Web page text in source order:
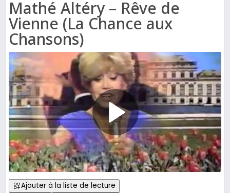
Mathé Altéry – Rêve de
Vienne (La Chance aux
Chansons)
Ajouter à la liste de lecture